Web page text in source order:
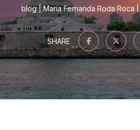
blog Maria Fernanda Roda Roca
SHARE